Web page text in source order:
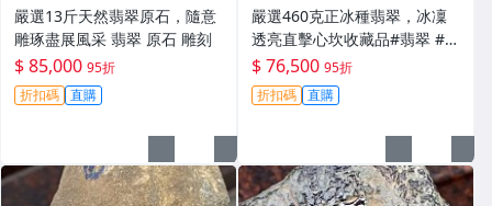
嚴選13斤天然翡翠原石，隨意
雕琢盡展風采 翡翠 原石 雕刻
$ 85,000 95折
折扣碼 直購
嚴選460克正冰種翡翠，冰凜
透亮直擊心坎收藏品#翡翠 #天
然翡翠 #A貨翡翠玉石
$ 76,500 95折
折扣碼 直購